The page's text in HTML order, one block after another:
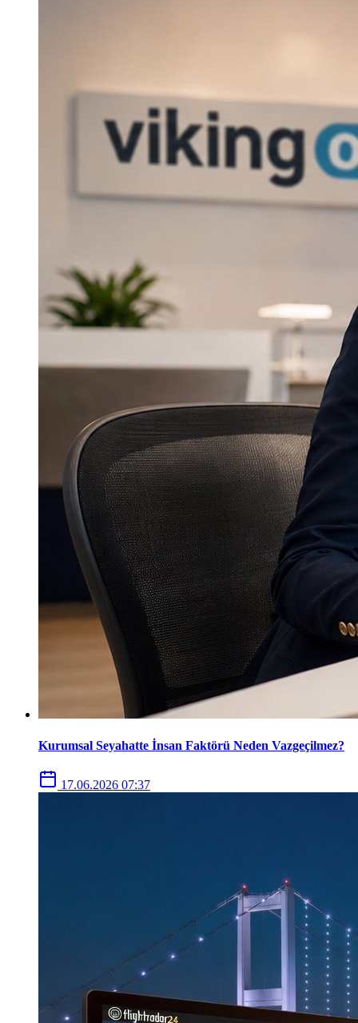
Kurumsal Seyahatte İnsan Faktörü Neden Vazgeçilmez?
17.06.2026 07:37